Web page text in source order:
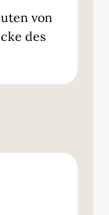
von
des